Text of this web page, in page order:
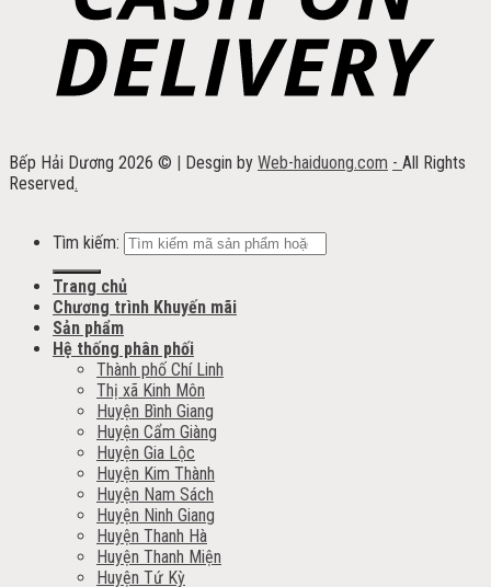
Bếp Hải Dương 2026 © | Desgin by Web-haiduong.com - All Rights
Reserved.
Tìm kiếm:
Trang chủ
Chương trình Khuyến mãi
Sản phẩm
Hệ thống phân phối
Thành phố Chí Linh
Thị xã Kinh Môn
Huyện Bình Giang
Huyện Cẩm Giàng
Huyện Gia Lộc
Huyện Kim Thành
Huyện Nam Sách
Huyện Ninh Giang
Huyện Thanh Hà
Huyện Thanh Miện
Huyện Tứ Kỳ